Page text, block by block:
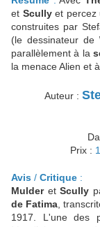
et Scullyet percez
construites par
(le dessinateur de
parallèlement à la
la menace Alien et
Auteur :
Prix :
Avis / Critique :
MulderetScully
de Fatima ,
1917. L'une des